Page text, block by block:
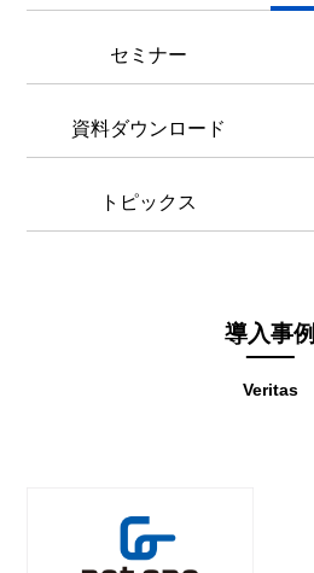
セミナー
資料ダウンロード
トピックス
Veritas
導入事例